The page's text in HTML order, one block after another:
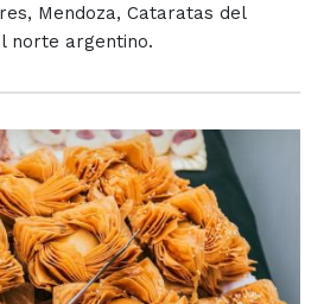
Mendoza, Cataratas del
norte argentino.